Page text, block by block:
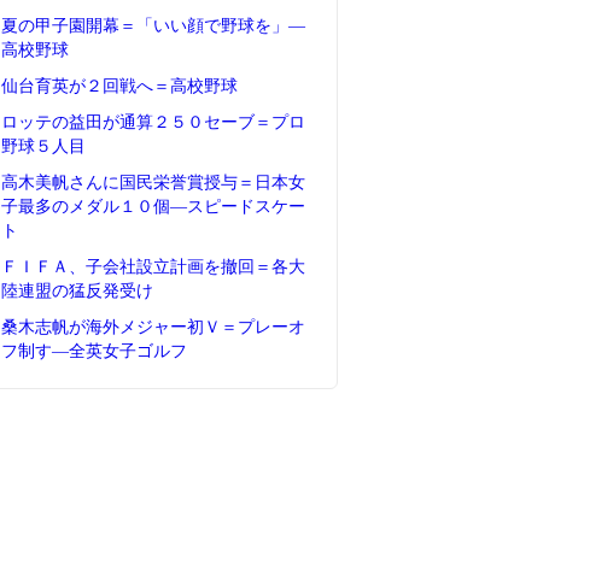
夏の甲子園開幕＝「いい顔で野球を」―
高校野球
仙台育英が２回戦へ＝高校野球
ロッテの益田が通算２５０セーブ＝プロ
野球５人目
高木美帆さんに国民栄誉賞授与＝日本女
子最多のメダル１０個―スピードスケー
ト
ＦＩＦＡ、子会社設立計画を撤回＝各大
陸連盟の猛反発受け
桑木志帆が海外メジャー初Ｖ＝プレーオ
フ制す―全英女子ゴルフ